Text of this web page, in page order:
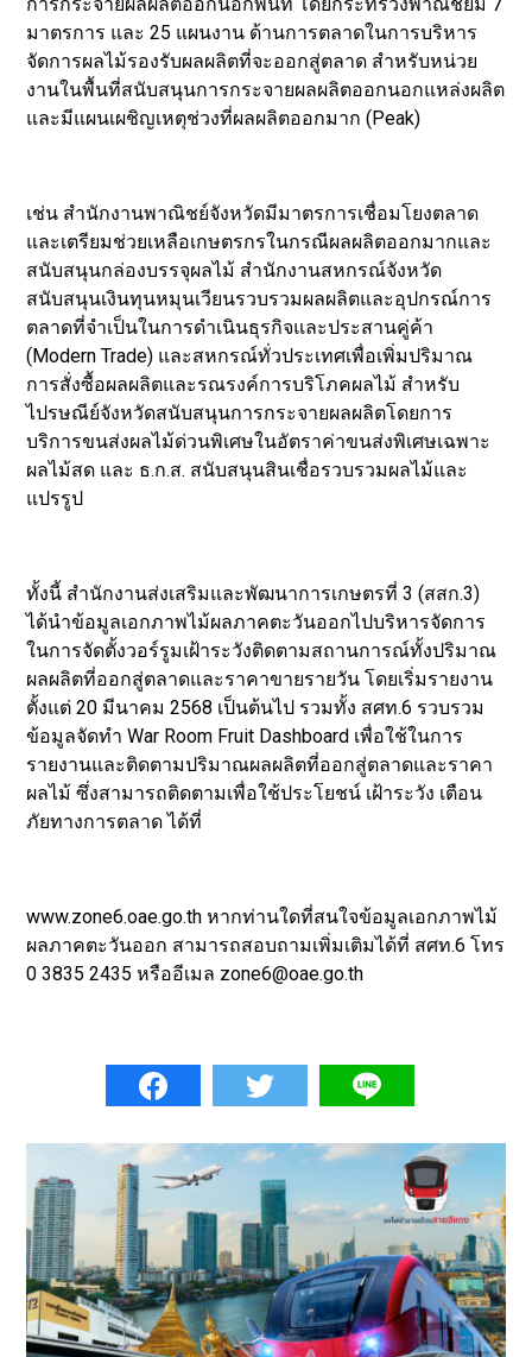
มาตรการ และ 25 แผนงาน ด้านการตลาดในการบริหาร
จัดการผลไม้รองรับผลผลิตที่จะออกสู่ตลาด สำหรับหน่วย
งานในพื้นที่สนับสนุนการกระจายผลผลิตออกนอกแหล่งผลิต
และมีแผนเผชิญเหตุช่วงที่ผลผลิตออกมาก (Peak)
เช่น สำนักงานพาณิชย์จังหวัดมีมาตรการเชื่อมโยงตลาด
และเตรียมช่วยเหลือเกษตรกรในกรณีผลผลิตออกมากและ
สนับสนุนกล่องบรรจุผลไม้ สำนักงานสหกรณ์จังหวัด
สนับสนุนเงินทุนหมุนเวียนรวบรวมผลผลิตและอุปกรณ์การ
ตลาดที่จำเป็นในการดำเนินธุรกิจและประสานคู่ค้า
(Modern Trade) และสหกรณ์ทั่วประเทศเพื่อเพิ่มปริมาณ
การสั่งซื้อผลผลิตและรณรงค์การบริโภคผลไม้ สำหรับ
ไปรษณีย์จังหวัดสนับสนุนการกระจายผลผลิตโดยการ
บริการขนส่งผลไม้ด่วนพิเศษในอัตราค่าขนส่งพิเศษเฉพาะ
ผลไม้สด และ ธ.ก.ส. สนับสนุนสินเชื่อรวบรวมผลไม้และ
แปรรูป
ทั้งนี้ สำนักงานส่งเสริมและพัฒนาการเกษตรที่ 3 (สสก.3)
ได้นำข้อมูลเอกภาพไม้ผลภาคตะวันออกไปบริหารจัดการ
ในการจัดตั้งวอร์รูมเฝ้าระวังติดตามสถานการณ์ทั้งปริมาณ
ผลผลิตที่ออกสู่ตลาดและราคาขายรายวัน โดยเริ่มรายงาน
ตั้งแต่ 20 มีนาคม 2568 เป็นต้นไป รวมทั้ง สศท.6 รวบรวม
ข้อมูลจัดทำ War Room Fruit Dashboard เพื่อใช้ในการ
รายงานและติดตามปริมาณผลผลิตที่ออกสู่ตลาดและราคา
ผลไม้ ซึ่งสามารถติดตามเพื่อใช้ประโยชน์ เฝ้าระวัง เตือน
ภัยทางการตลาด ได้ที่
www.zone6.oae.go.th หากท่านใดที่สนใจข้อมูลเอกภาพไม้
ผลภาคตะวันออก สามารถสอบถามเพิ่มเติมได้ที่ สศท.6 โทร
0 3835 2435 หรืออีเมล zone6@oae.go.th